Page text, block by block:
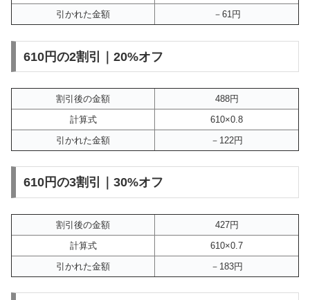
引かれた金額
－61円
610円の2割引｜20%オフ
割引後の金額
488円
計算式
610×0.8
引かれた金額
－122円
610円の3割引｜30%オフ
割引後の金額
427円
計算式
610×0.7
引かれた金額
－183円